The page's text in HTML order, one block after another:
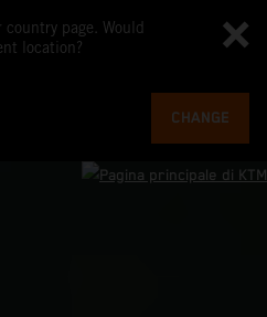
page. Would
location?
CHANGE